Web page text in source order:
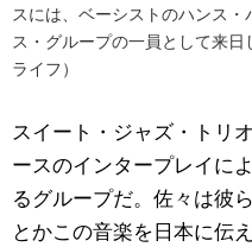
スには、ベーシストのハンス
ス・グループの一員として来
ライフ）
スイート・ジャズ・トリ
ースのインタープレイに
るグループだ。佐々は彼
とかこの音楽を日本に伝